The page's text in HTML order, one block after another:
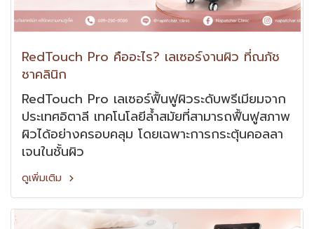
RedTouch Pro คืออะไร? เลเซอร์งานผิว ที่ณภัช
ชาคลินิก
RedTouch Pro เลเซอร์ฟื้นฟูผิวระดับพรีเมียมจาก
ประเทศอิตาลี เทคโนโลยีล้ำสมัยที่สามารถฟื้นฟูสภาพ
ผิวได้อย่างครอบคลุม โดยเฉพาะการกระตุ้นคอลลา
เจนในชั้นผิว
ดูเพิ่มเติม